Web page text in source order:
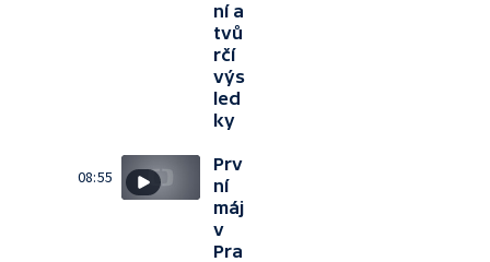
ní a
tvů
rčí
výs
led
ky
08:55
Prv
ní
máj
v
Pra